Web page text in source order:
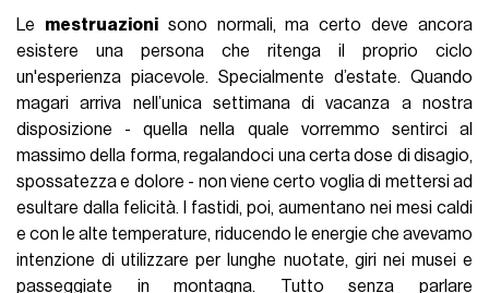
Le mestruazionisono normali, ma certo deve ancora
esistere una persona che ritenga il proprio ciclo
un'esperienza piacevole. Specialmente d’estate. Quando
magari arriva nell’unica settimana di vacanza a nostra
disposizione - quella nella quale vorremmo sentirci al
massimo della forma, regalandoci una certa dose di disagio,
spossatezza e dolore - non viene certo voglia di mettersi ad
esultare dalla felicità. I fastidi, poi, aumentano nei mesi caldi
e con le alte temperature, riducendo le energie che avevamo
intenzione di utilizzare per lunghe nuotate, giri nei musei e
passeggiate in montagna. Tutto senza parlare